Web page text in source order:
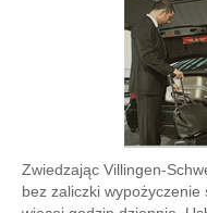
Zwiedzając Villingen-
bez zaliczki